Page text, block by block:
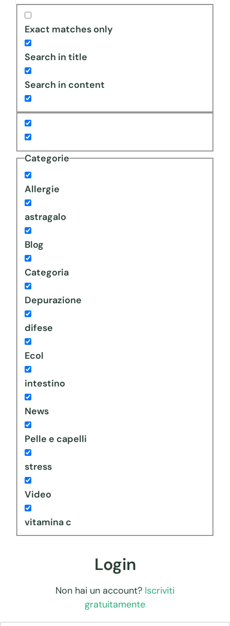
Exact matches only
Search in title
Search in content
Categorie
Allergie
astragalo
Blog
Categoria
Depurazione
difese
Ecol
intestino
News
Pelle e capelli
stress
Video
vitamina c
Login
Non hai un account? Iscriviti
gratuitamente